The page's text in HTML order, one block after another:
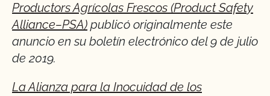
Productors Agrícolas Frescos (Product Safety
Alliance–PSA) publicó originalmente este
anuncio en su boletín electrónico del 9 de julio
de 2019.
La Alianza para la Inocuidad de los